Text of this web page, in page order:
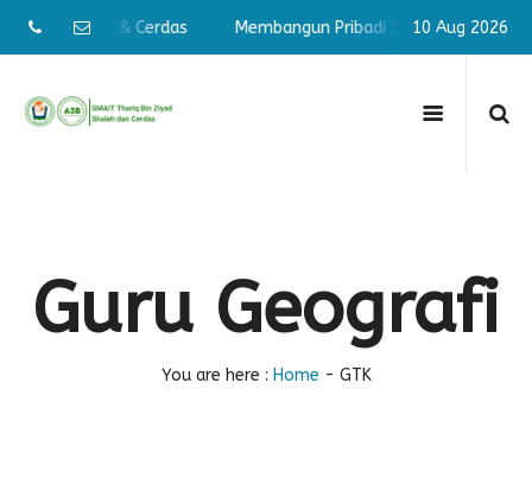
Shaleh & Cerdas Membangun Pribadi Shaleh & Cerdas
10 Aug 2026
Guru Geografi
You are here : Home - GTK